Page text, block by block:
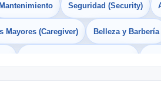
Seguridad (Security)
Mayores (Caregiver) Belleza y Barbería
(English/Spanish) Sin